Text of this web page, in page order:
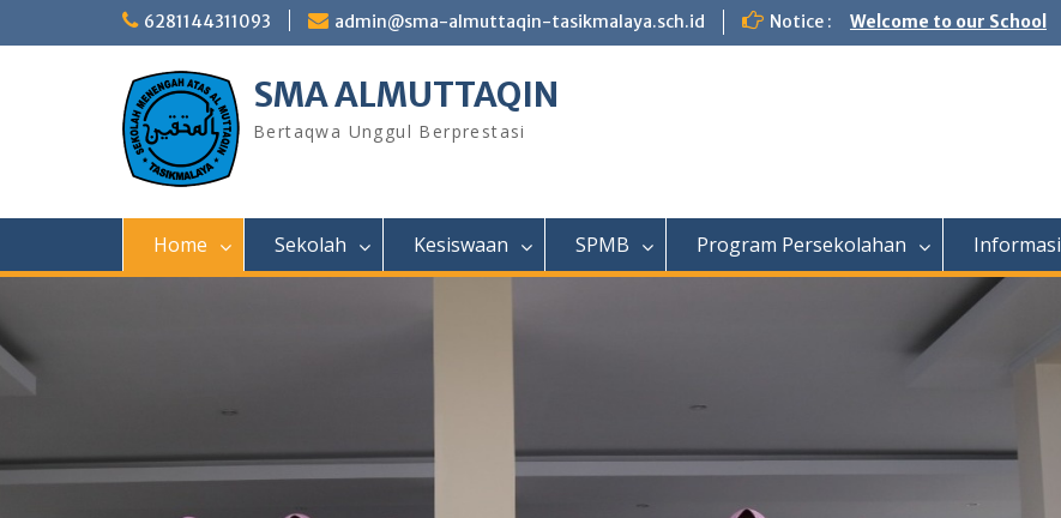
6281144311093 admin@sma-almuttaqin-tasikmalaya.sch.id Notice : Welcome to our School
SMA ALMUTTAQIN
Bertaqwa Unggul Berprestasi
Home Sekolah Kesiswaan SPMB Program Persekolahan Informasi